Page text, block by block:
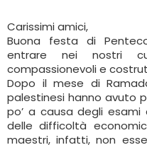
Carissimi amici,
Buona festa di
entrare nei nostri
compassionevoli e
Dopo il mese di
palestinesi hanno avuto
po’ a causa degli
delle difficoltà
maestri, infatti, non